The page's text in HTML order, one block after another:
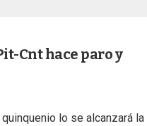
Cnt hace paro y
lo se alcanzará la